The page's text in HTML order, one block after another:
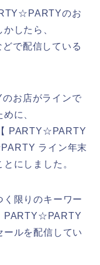
のお
したら、
で配信している
お店がラインで
に、
PARTY☆PARTY
ライン年末
にしました。
限りのキーワー
PARTY☆PARTY
ルを配信してい